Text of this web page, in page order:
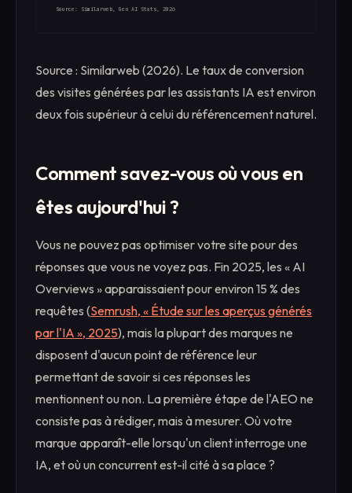
Source: Similarweb, Gen AI Stats, 2026
Source : Similarweb (2026). Le taux de conversion
des visites générées par les assistants IA est environ
deux fois supérieur à celui du référencement naturel.
Comment savez-vous où vous en
êtes aujourd'hui ?
Vous ne pouvez pas optimiser votre site pour des
réponses que vous ne voyez pas. Fin 2025, les « AI
Overviews » apparaissaient pour environ 15 % des
requêtes (Semrush, « Étude sur les aperçus générés
par l'IA », 2025), mais la plupart des marques ne
disposent d'aucun point de référence leur
permettant de savoir si ces réponses les
mentionnent ou non. La première étape de l'AEO ne
consiste pas à rédiger, mais à mesurer. Où votre
marque apparaît-elle lorsqu'un client interroge une
IA, et où un concurrent est-il cité à sa place ?